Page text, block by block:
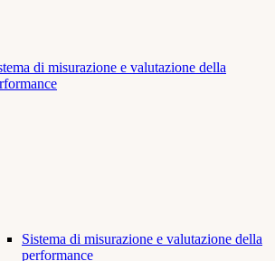
di misurazione e valutazione della
Sistema di misurazione e valutazione della
performance